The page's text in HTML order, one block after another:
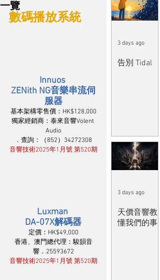
一覽
數碼播放系統
Innuos
ZENith NG音樂串流伺
服器
基本架構零售價：HK$128,000
獨家經銷商：泰來音響Volent
Audio
．查詢：（852）34272308
音響技術2025年1月號 第520期
Luxman
DA-07X解碼器
定價：HK$49,000
香港、澳門總代理：駿韻音
響．25593672
音響技術2025年1月號 第520期
告別 Tidal
3 days ago
天價音響教
懂我們的事
3 days ago